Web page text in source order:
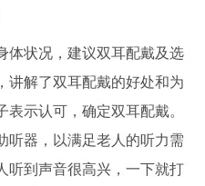
体状况，建议双耳配戴及选
讲解了双耳配戴的好处和为
示认可，确定双耳配戴。
听器，以满足老人的听力需
听到声音很高兴，一下就打